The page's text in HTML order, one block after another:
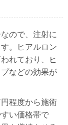
ので、注射に
。ヒアルロン
れており、ヒ
などの効果が
程度から施術
い価格帯で